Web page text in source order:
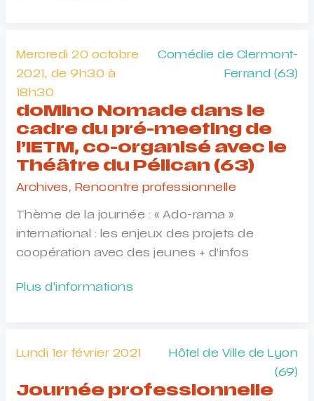
national
musiques
jeune
Mercredi 20 octobre
2021, de 9h30 à
18h30
Comédie de Clermont-
Ferrand (63)
doMino Nomade dans le
cadre du pré-meeting de
l’IETM, co-organisé avec le
Théâtre du Pélican (63)
Archives , Rencontre professionnelle
Thème de la journée : « Ado-rama »
international : les enjeux des projets de
coopération avec des jeunes + d’infos
doMino
du
Plus d'informations
Lundi 1er février 2021
Hôtel de Ville de Lyon
(69)
Journée professionnelle